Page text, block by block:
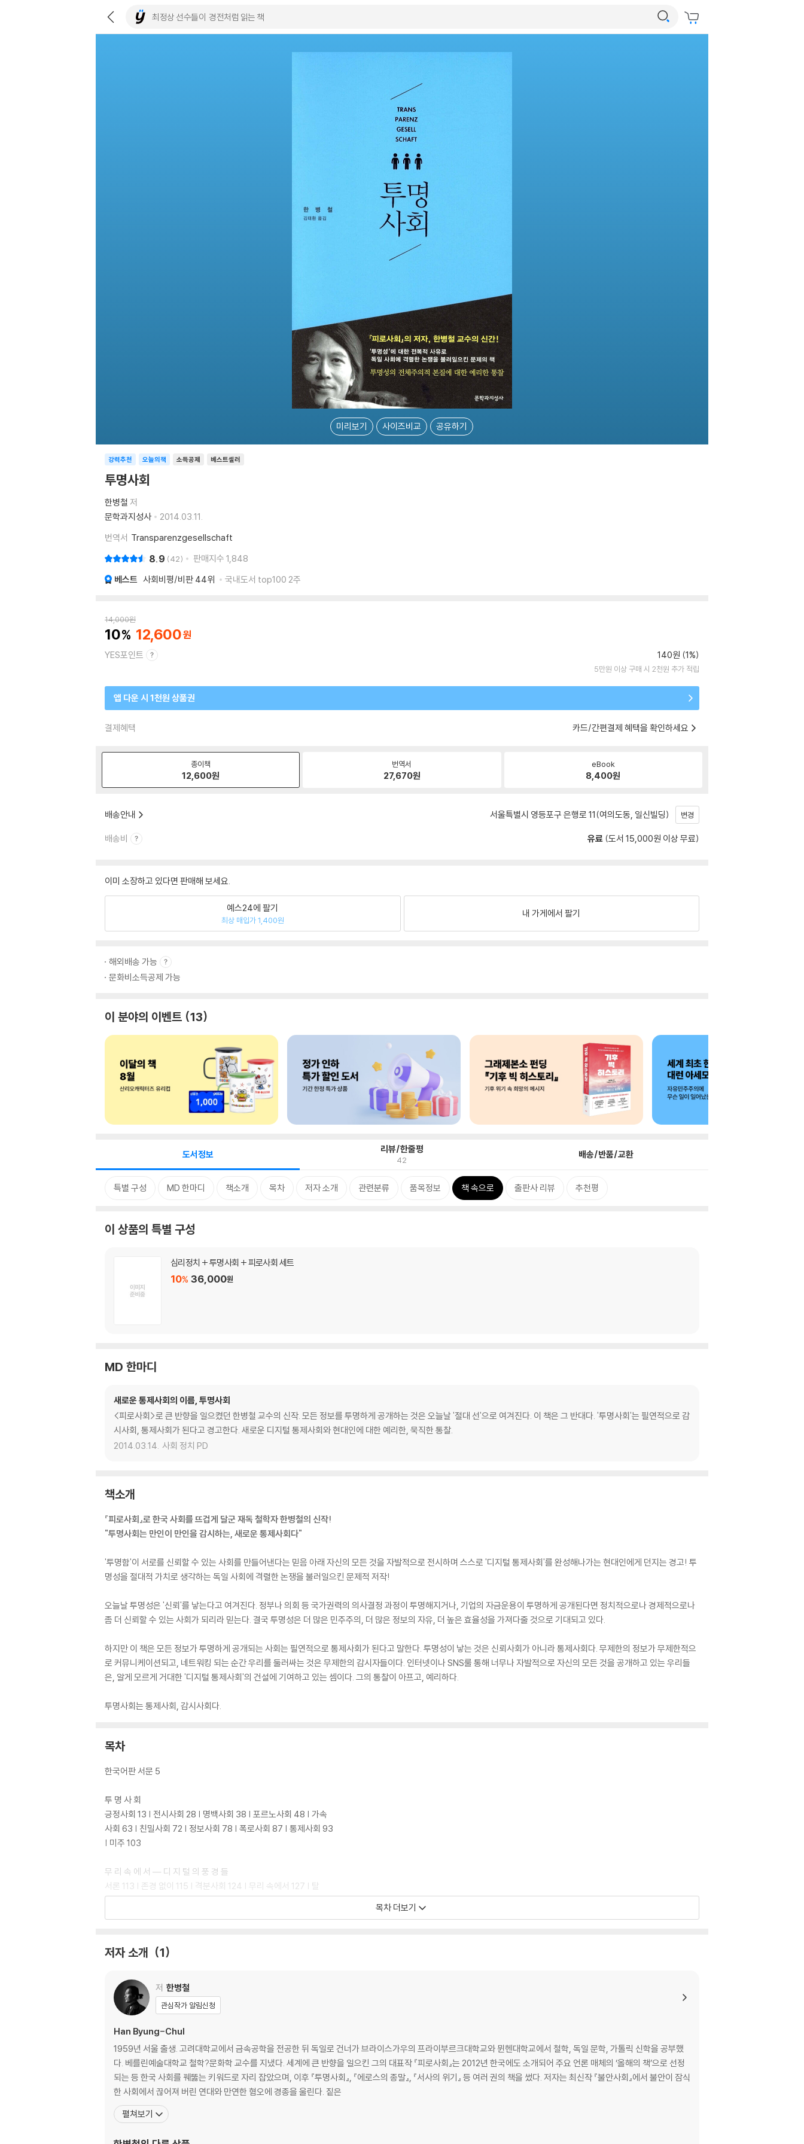
미리보기 사이즈비교 공유하기
소득공제 베스트셀러
강력추천 오늘의책
투명사회
한병철 저
문학과지성사
2014.03.11.
번역서 Transparenzgesellschaft
8.9 42 판매지수 1,848
베스트 사회비평/비판 44위 국내도서 top100 2주
14,000원
10 12,600
YES포인트 140원 (1%)
5만원 이상 구매 시 2천원 추가 적립
앱 다운 시 1천원 상품권
결제혜택 카드/간편결제 혜택을 확인하세요
종이책
12,600원
번역서
27,670원
eBook
8,400원
배송안내 서울특별시 영등포구 은행로 11(여의도동, 일신빌딩) 변경
배송비 유료 (도서 15,000원 이상 무료)
이미 소장하고 있다면 판매해 보세요.
예스24에 팔기
최상 매입가 1,400원
내 가게에서 팔기
해외배송 가능
문화비소득공제 가능
이 분야의 이벤트 13
도서정보 리뷰/한줄평
42 배송/반품/교환
특별 구성 MD 한마디 책소개 목차 저자 소개 관련분류 품목정보 책 속으로 출판사 리뷰 추천평
이 상품의 특별 구성
심리정치 + 투명사회 + 피로사회 세트
10% 36,000원
MD 한마디
새로운 통제사회의 이름, 투명사회
<피로사회>로 큰 반향을 일으켰던 한병철 교수의 신작. 모든 정보를 투명하게 공개하는 것은 오늘날 '절대 선'으로 여겨진다. 이 책은 그 반대다. '투명사회'는 필연적으로 감
시사회, 통제사회가 된다고 경고한다. 새로운 디지털 통제사회와 현대인에 대한 예리한, 묵직한 통찰.
2014.03.14. 사회 정치 PD
책소개
『피로사회』로 한국 사회를 뜨겁게 달군 재독 철학자 한병철의 신작!
"투명사회는 만인이 만인을 감시하는, 새로운 통제사회다"
'투명함'이 서로를 신뢰할 수 있는 사회를 만들어낸다는 믿음 아래 자신의 모든 것을 자발적으로 전시하며 스스로 '디지털 통제사회'를 완성해나가는 현대인에게 던지는 경고! 투
명성을 절대적 가치로 생각하는 독일 사회에 격렬한 논쟁을 불러일으킨 문제적 저작!
오늘날 투명성은 '신뢰'를 낳는다고 여겨진다. 정부나 의회 등 국가권력의 의사결정 과정이 투명해지거나, 기업의 자금운용이 투명하게 공개된다면 정치적으로나 경제적으로나
좀 더 신뢰할 수 있는 사회가 되리라 믿는다. 결국 투명성은 더 많은 민주주의, 더 많은 정보의 자유, 더 높은 효율성을 가져다줄 것으로 기대되고 있다.
하지만 이 책은 모든 정보가 투명하게 공개되는 사회는 필연적으로 통제사회가 된다고 말한다. 투명성이 낳는 것은 신뢰사회가 아니라 통제사회다. 무제한의 정보가 무제한적으
로 커뮤니케이션되고, 네트워킹 되는 순간 우리를 둘러싸는 것은 무제한의 감시자들이다. 인터넷이나 SNS룰 통해 너무나 자발적으로 자신의 모든 것을 공개하고 있는 우리들
은, 알게 모르게 거대한 '디지털 통제사회'의 건설에 기여하고 있는 셈이다. 그의 통찰이 아프고, 예리하다.
투명사회는 통제사회, 감시사회다.
목차
한국어판 서문 5
투 명 사 회
긍정사회 13 | 전시사회 28 | 명백사회 38 | 포르노사회 48 | 가속
사회 63 | 친밀사회 72 | 정보사회 78 | 폭로사회 87 | 통제사회 93
| 미주 103
무 리 속 에 서 ― 디 지 털 의 풍 경 들
서론 113 | 존경 없이 115 | 격분사회 124 | 무리 속에서 127 | 탈
매개화 136 | 영리한 한스 144 | 이미지로의 도피 152 | 손에서 손
토콜 210 | 심리정치 217 | 미주 223
역자 해제 227
목차 더보기
저자 소개 1
저 한병철
관심작가 알림신청
Han Byung-Chul
1959년 서울 출생. 고려대학교에서 금속공학을 전공한 뒤 독일로 건너가 브라이스가우의 프라이부르크대학교와 뮌헨대학교에서 철학, 독일 문학, 가톨릭 신학을 공부했
다. 베를린예술대학교 철학?문화학 교수를 지냈다. 세계에 큰 반향을 일으킨 그의 대표작 『피로사회』는 2012년 한국에도 소개되어 주요 언론 매체의 ‘올해의 책’으로 선정
되는 등 한국 사회를 꿰뚫는 키워드로 자리 잡았으며, 이후 『투명사회』, 『에로스의 종말』, 『서사의 위기』 등 여러 권의 책을 썼다. 저자는 최신작 『불안사회』에서 불안이 잠식
한 사회에서 끊어져 버린 연대와 만연한 혐오에 경종을 울린다. 짙은
펼쳐보기